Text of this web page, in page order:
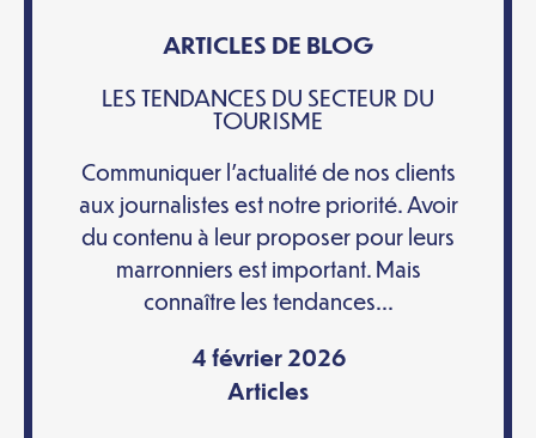
ARTICLES DE BLOG
LES TENDANCES DU SECTEUR DU
TOURISME
Communiquer l’actualité de nos clients
aux journalistes est notre priorité. Avoir
du contenu à leur proposer pour leurs
marronniers est important. Mais
connaître les tendances...
4 février 2026
Articles